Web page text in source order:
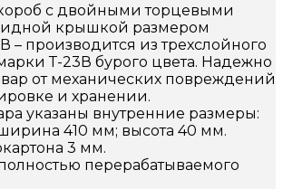
с двойными торцевыми
крышкой размером
– производится из трехслойного
Т-23В бурого цвета. Надежно
от механических повреждений
и хранении.
указаны внутренние размеры:
410 мм; высота 40 мм.
3 мм.
перерабатываемого